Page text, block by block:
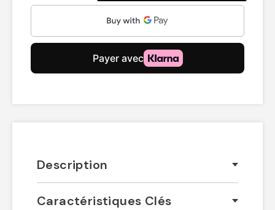
Description
Caractéristiques Clés